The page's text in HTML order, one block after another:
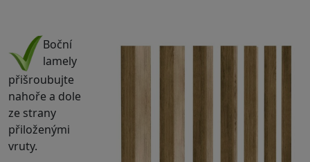
Boční
lamely
přišroubujte
nahoře a dole
ze strany
přiloženými
vruty.